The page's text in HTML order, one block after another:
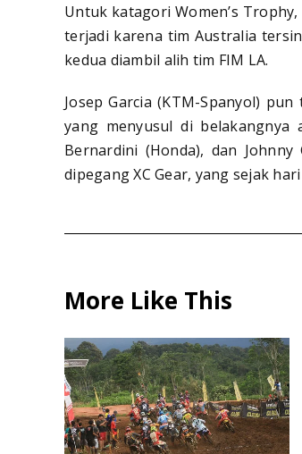
Untuk katagori Women’s
terjadi karena tim Australia
kedua diambil alih tim FIM LA.
Josep Garcia (KTM-Spanyol)
yang menyusul di belakangnya
Bernardini (Honda), dan
dipegang XC Gear, yang sejak
More Like This